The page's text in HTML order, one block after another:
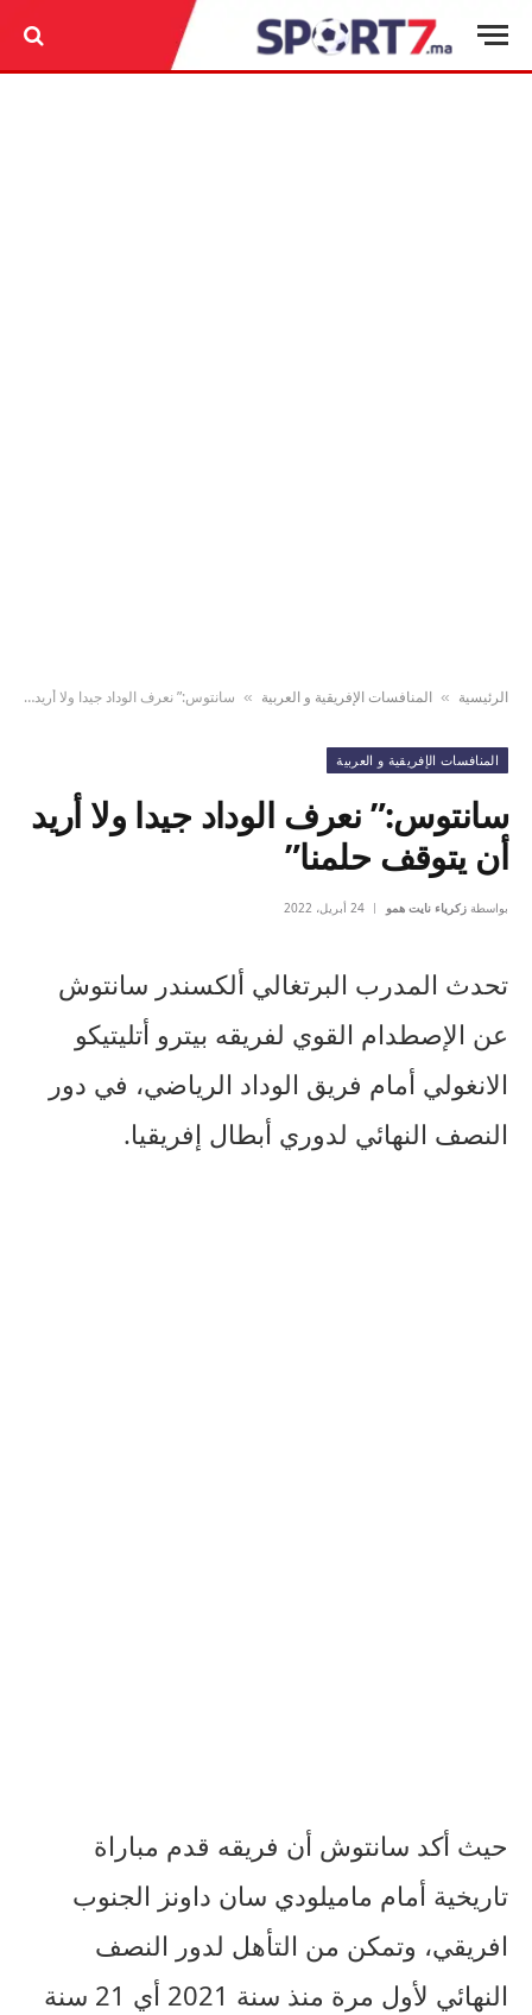
الرئيسية » المنافسات الإفريقية و العربية » سانتوس:” نعرف الوداد جيدا ولا أريد أن يتوقف حلمنا”
المنافسات الإفريقية و العربية
سانتوس:” نعرف الوداد جيدا ولا أريد
أن يتوقف حلمنا”
بواسطة زكرياء نايت همو 24 أبريل، 2022
تحدث المدرب البرتغالي ألكسندر سانتوش
عن الإصطدام القوي لفريقه بيترو أتليتيكو
الانغولي أمام فريق الوداد الرياضي، في دور
النصف النهائي لدوري أبطال إفريقيا.
حيث أكد سانتوش أن فريقه قدم مباراة
تاريخية أمام ماميلودي سان داونز الجنوب
افريقي، وتمكن من التأهل لدور النصف
النهائي لأول مرة منذ سنة 2021 أي 21 سنة